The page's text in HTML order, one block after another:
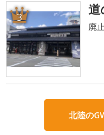
3 道
廃
北陸の